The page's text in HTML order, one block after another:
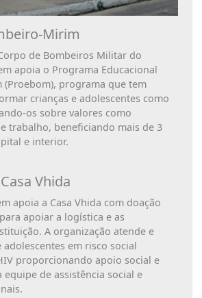
Mirim
de Bombeiros Militar do
apoia o Programa Educacional
(Proebom), programa que tem
crianças e adolescentes como
os sobre valores como
trabalho, beneficiando mais de 3
e interior.
Vhida
apoia a Casa Vhida com doação
apoiar a logística e as
A organização atende e
adolescentes em risco social
proporcionando apoio social e
equipe de assistência social e